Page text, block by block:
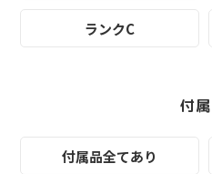
ランクC
付
付属品全てあり